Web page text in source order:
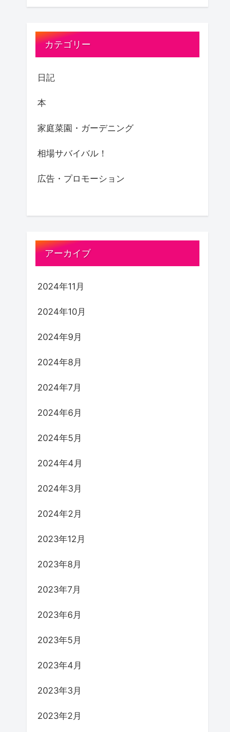
カテゴリー
日記
本
家庭菜園・ガーデニング
相場サバイバル！
広告・プロモーション
アーカイブ
2024年11月
2024年10月
2024年9月
2024年8月
2024年7月
2024年6月
2024年5月
2024年4月
2024年3月
2024年2月
2023年12月
2023年8月
2023年7月
2023年6月
2023年5月
2023年4月
2023年3月
2023年2月